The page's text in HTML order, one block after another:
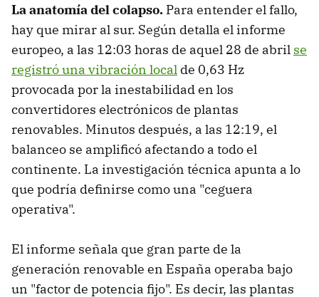
La anatomía del colapso. Para entender el fallo,
hay que mirar al sur. Según detalla el informe
europeo, a las 12:03 horas de aquel 28 de abril se
registró una vibración local de 0,63 Hz
provocada por la inestabilidad en los
convertidores electrónicos de plantas
renovables. Minutos después, a las 12:19, el
balanceo se amplificó afectando a todo el
continente. La investigación técnica apunta a lo
que podría definirse como una "ceguera
operativa".
El informe señala que gran parte de la
generación renovable en España operaba bajo
un "factor de potencia fijo". Es decir, las plantas